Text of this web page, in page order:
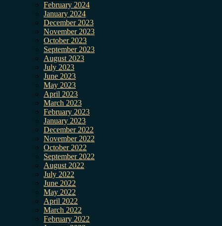
February 2024
January 2024
December 2023
November 2023
October 2023
September 2023
August 2023
July 2023
June 2023
May 2023
April 2023
March 2023
February 2023
January 2023
December 2022
November 2022
October 2022
September 2022
August 2022
July 2022
June 2022
May 2022
April 2022
March 2022
February 2022